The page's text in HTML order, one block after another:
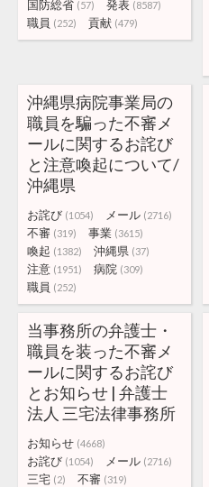
国防総省 (57) 発表 (8587)
職員 (252) 貢献 (479)
沖縄県病院事業局の
職員を騙った不審メ
ールに関するお詫び
と注意喚起について/
沖縄県
お詫び (1054) メール (2716)
不審 (319) 事業 (3615)
喚起 (1382) 沖縄県 (37)
注意 (1951) 病院 (309)
職員 (252)
当事務所の弁護士・
職員を装った不審メ
ールに関するお詫び
とお知らせ | 弁護士
法人 三宅法律事務所
お知らせ (4668)
お詫び (1054) メール (2716)
三宅 (2) 不審 (319)